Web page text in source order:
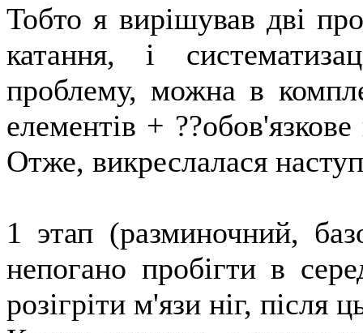
Тобто я вирішував дві
катання, і
проблему, можна в
елементів +
Отже, викреслалася
1 этап (разминочний,
непогано пробігти в
розігріти м'язи ніг, після